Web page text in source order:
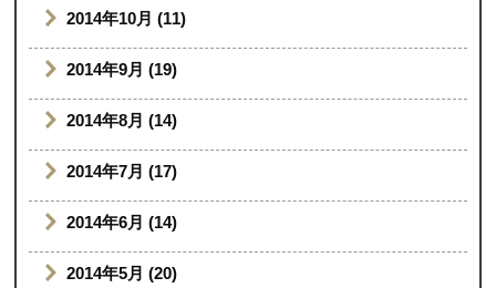
2014年10月 (11)
2014年9月 (19)
2014年8月 (14)
2014年7月 (17)
2014年6月 (14)
2014年5月 (20)